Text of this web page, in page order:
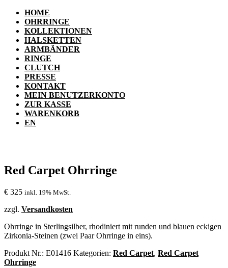
HOME
OHRRINGE
KOLLEKTIONEN
HALSKETTEN
ARMBÄNDER
RINGE
CLUTCH
PRESSE
KONTAKT
MEIN BENUTZERKONTO
ZUR KASSE
WARENKORB
EN
Red Carpet Ohrringe
€ 325 inkl. 19% MwSt.
zzgl. Versandkosten
Ohrringe in Sterlingsilber, rhodiniert mit runden und blauen eckigen
Zirkonia-Steinen (zwei Paar Ohrringe in eins).
Produkt Nr.: E01416 Kategorien: Red Carpet, Red Carpet
Ohrringe